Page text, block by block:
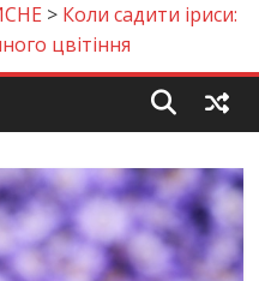
> Коли садити іриси:
цвітіння